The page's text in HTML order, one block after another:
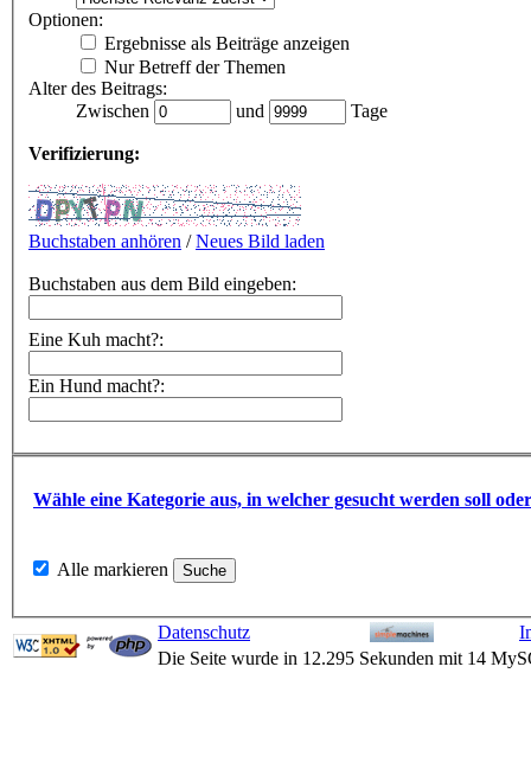
Optionen:
Ergebnisse als Beiträge anzeigen
Nur Betreff der Themen
Alter des Beitrags:
Zwischen
und Tage
Verifizierung:
Buchstaben anhören /Neues Bild laden
Buchstaben aus dem Bild eingeben:
Eine Kuh macht?:
Ein Hund macht?:
Wähle eine Kategorie aus, in welcher gesucht werden soll
Alle markieren
Datenschutz
Die Seite wurde in 12.295 Sekunden mit 14